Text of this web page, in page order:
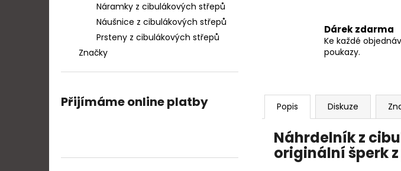
Náramky z cibulákových střepů
Náušnice z cibulákových střepů
Prsteny z cibulákových střepů
Značky
Přijímáme online platby
Dárek zdarma
Ke každé
poukazy.
Popis Diskuze
Náhrdelník z
originální šperk